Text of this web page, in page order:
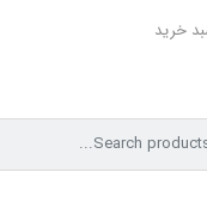
خرید